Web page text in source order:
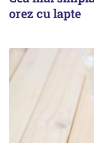
orez cu lapte